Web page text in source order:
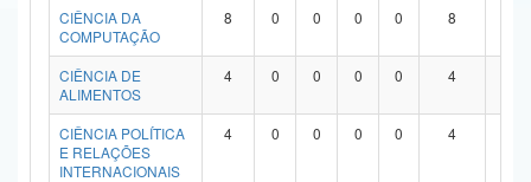
Banco Central do Brasil
CIÊNCIA DA
COMPUTAÇÃO
8 0 0 0 0 8
CIÊNCIA DE
ALIMENTOS
4 0 0 0 0 4
CIÊNCIA POLÍTICA
E RELAÇÕES
INTERNACIONAIS
4 0 0 0 0 4